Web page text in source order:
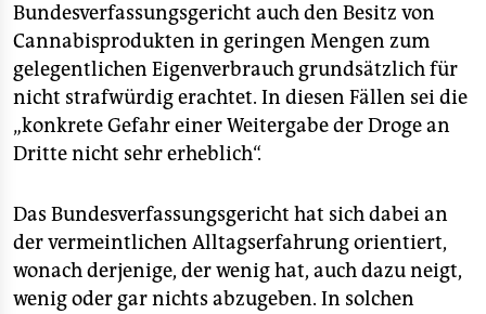
Bundesverfassungsgericht auch den Besitz von
Cannabisprodukten in geringen Mengen zum
gelegentlichen Eigenverbrauch grundsätzlich für
nicht strafwürdig erachtet. In diesen Fällen sei die
„konkrete Gefahr einer Weitergabe der Droge an
Dritte nicht sehr erheblich“.
Das Bundesverfassungsgericht hat sich dabei an
der vermeintlichen Alltagserfahrung orientiert,
wonach derjenige, der wenig hat, auch dazu neigt,
wenig oder gar nichts abzugeben. In solchen